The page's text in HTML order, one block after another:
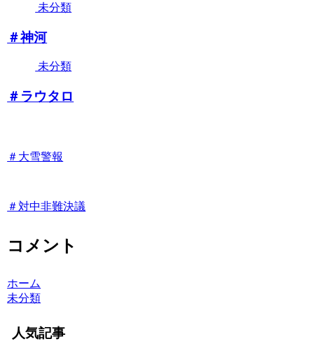
未分類
＃神河
未分類
＃ラウタロ
＃大雪警報
＃対中非難決議
コメント
ホーム
未分類
人気記事